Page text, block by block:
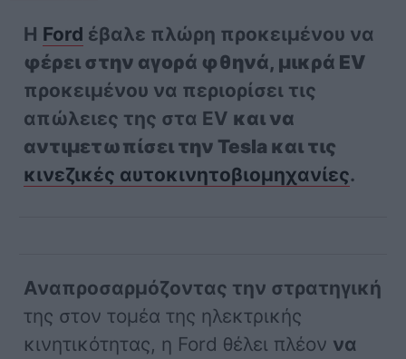
Η Ford έβαλε πλώρη προκειμένου να
φέρει στην αγορά φθηνά, μικρά EV
προκειμένου να περιορίσει τις
απώλειες της στα EV και να
αντιμετωπίσει την Tesla και τις
κινεζικές αυτοκινητοβιομηχανίες.
Αναπροσαρμόζοντας την στρατηγική
της στον τομέα της ηλεκτρικής
κινητικότητας, η Ford θέλει πλέον να